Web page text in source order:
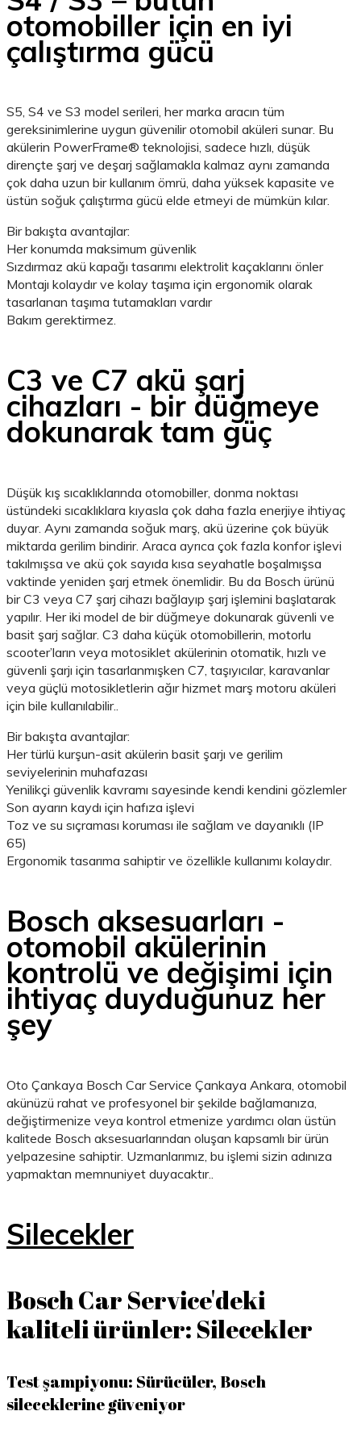
otomobiller için en iyi
çalıştırma gücü
S5, S4 ve S3 model serileri, her marka aracın tüm
gereksinimlerine uygun güvenilir otomobil aküleri sunar. Bu
akülerin PowerFrame® teknolojisi, sadece hızlı, düşük
dirençte şarj ve deşarj sağlamakla kalmaz aynı zamanda
çok daha uzun bir kullanım ömrü, daha yüksek kapasite ve
üstün soğuk çalıştırma gücü elde etmeyi de mümkün kılar.
Bir bakışta avantajlar:
Her konumda maksimum güvenlik
Sızdırmaz akü kapağı tasarımı elektrolit kaçaklarını önler
Montajı kolaydır ve kolay taşıma için ergonomik olarak
tasarlanan taşıma tutamakları vardır
Bakım gerektirmez.
C3 ve C7 akü şarj
cihazları - bir düğmeye
dokunarak tam güç
Düşük kış sıcaklıklarında otomobiller, donma noktası
üstündeki sıcaklıklara kıyasla çok daha fazla enerjiye ihtiyaç
duyar. Aynı zamanda soğuk marş, akü üzerine çok büyük
miktarda gerilim bindirir. Araca ayrıca çok fazla konfor işlevi
takılmışsa ve akü çok sayıda kısa seyahatle boşalmışsa
vaktinde yeniden şarj etmek önemlidir. Bu da Bosch ürünü
bir C3 veya C7 şarj cihazı bağlayıp şarj işlemini başlatarak
yapılır. Her iki model de bir düğmeye dokunarak güvenli ve
basit şarj sağlar. C3 daha küçük otomobillerin, motorlu
scooter’ların veya motosiklet akülerinin otomatik, hızlı ve
güvenli şarjı için tasarlanmışken C7, taşıyıcılar, karavanlar
veya güçlü motosikletlerin ağır hizmet marş motoru aküleri
için bile kullanılabilir..
Bir bakışta avantajlar:
Her türlü kurşun-asit akülerin basit şarjı ve gerilim
seviyelerinin muhafazası
Yenilikçi güvenlik kavramı sayesinde kendi kendini gözlemler
Son ayarın kaydı için hafıza işlevi
Toz ve su sıçraması koruması ile sağlam ve dayanıklı (IP
65)
Ergonomik tasarıma sahiptir ve özellikle kullanımı kolaydır.
Bosch aksesuarları -
otomobil akülerinin
kontrolü ve değişimi için
ihtiyaç duyduğunuz her
şey
Oto Çankaya Bosch Car Service Çankaya Ankara, otomobil
akünüzü rahat ve profesyonel bir şekilde bağlamanıza,
değiştirmenize veya kontrol etmenize yardımcı olan üstün
kalitede Bosch aksesuarlarından oluşan kapsamlı bir ürün
yelpazesine sahiptir. Uzmanlarımız, bu işlemi sizin adınıza
yapmaktan memnuniyet duyacaktır..
Silecekler
Bosch Car Service'deki
kaliteli ürünler: Silecekler
Test şampiyonu: Sürücüler, Bosch
sileceklerine güveniyor